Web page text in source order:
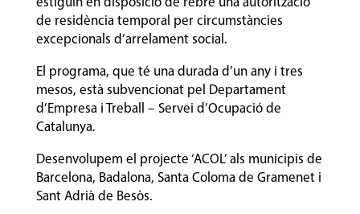
estiguin en disposició de rebre una autorització
de residència temporal per circumstàncies
excepcionals d’arrelament social.
El programa, que té una durada d’un any i tres
mesos, està subvencionat pel Departament
d’Empresa i Treball – Servei d’Ocupació de
Catalunya.
Desenvolupem el projecte ‘ACOL’ als municipis de
Barcelona, Badalona, Santa Coloma de Gramenet i
Sant Adrià de Besòs.